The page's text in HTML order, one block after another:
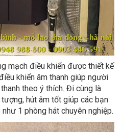
mạch điều khiển được thiết kế
khiển âm thanh giúp người
theo ý thích. Đi cùng là
hút âm tốt giúp các bạn
1 phòng hát chuyên nghiệp.